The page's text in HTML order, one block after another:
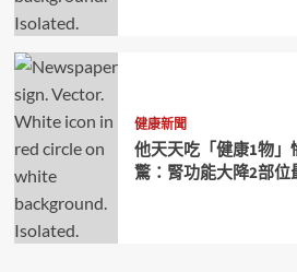
健康新聞
他天天吃「健康1物」
驚：腎功能大降2部位